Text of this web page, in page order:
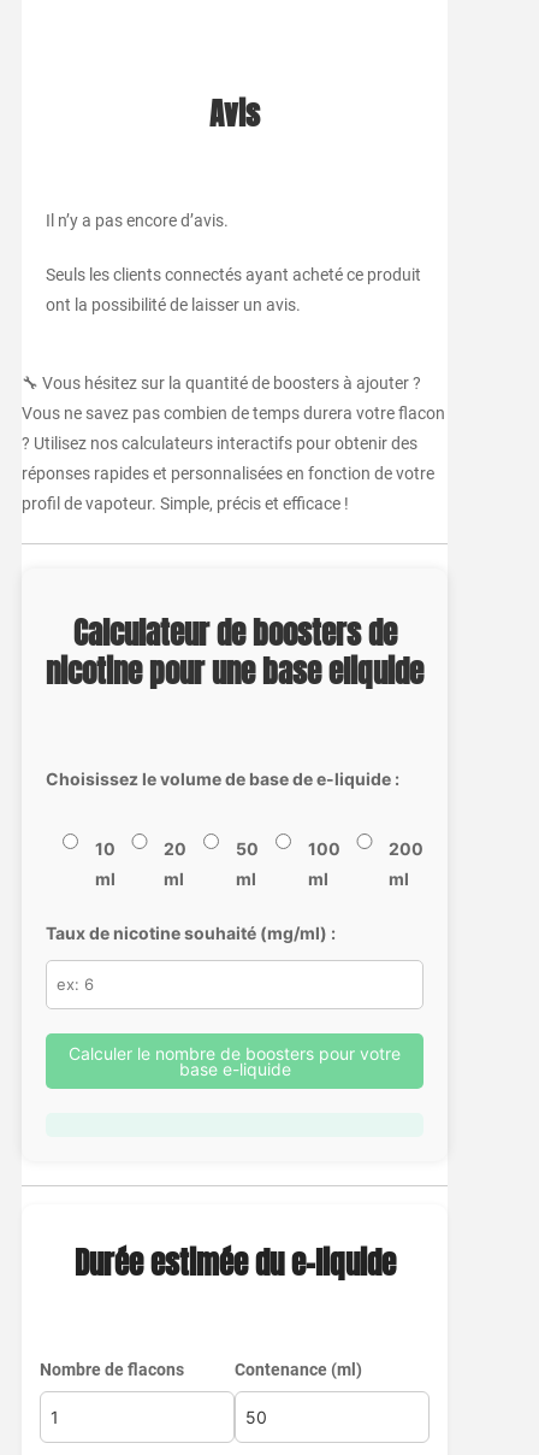
Avis
Il n’y a pas encore d’avis.
Seuls les clients connectés ayant acheté ce produit
ont la possibilité de laisser un avis.
🔧 Vous hésitez sur la quantité de boosters à ajouter ?
Vous ne savez pas combien de temps durera votre flacon
? Utilisez nos calculateurs interactifs pour obtenir des
réponses rapides et personnalisées en fonction de votre
profil de vapoteur. Simple, précis et efficace !
Calculateur de boosters de
nicotine pour une base eliquide
Choisissez le volume de base de e-liquide :
10
ml
20
ml
50
ml
100
ml
200
ml
Taux de nicotine souhaité (mg/ml) :
Calculer le nombre de boosters pour votre
base e-liquide
Durée estimée du e-liquide
Nombre de flacons Contenance (ml)